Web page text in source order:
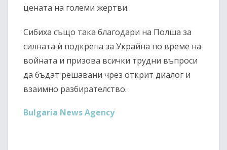
цената на големи жертви.
Сибиха също така благодари на Полша за
силната ѝ подкрепа за Украйна по време на
войната и призова всички трудни въпроси
да бъдат решавани чрез открит диалог и
взаимно разбирателство.
Bulgaria News Agency